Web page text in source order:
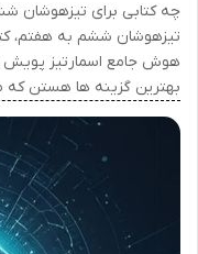
چه کتابی برای تیزهوشان
تیزهوشان ششم به هفتم،
بهترین گزینه ها هستن که